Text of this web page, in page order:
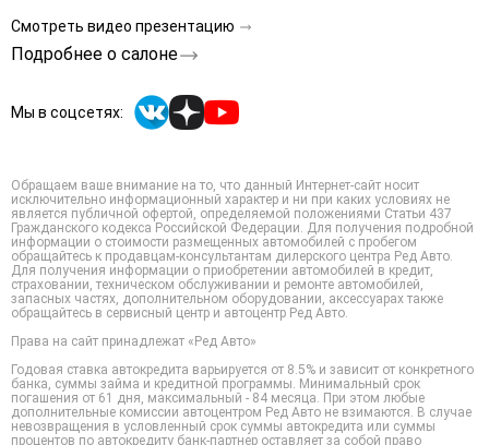
Смотреть видео презентацию
Подробнее о салоне
Мы в соцсетях:
Обращаем ваше внимание на то, что данный Интернет-сайт носит
исключительно информационный характер и ни при каких условиях не
является публичной офертой, определяемой положениями Статьи 437
Гражданского кодекса Российской Федерации. Для получения подробной
информации о стоимости размещенных автомобилей с пробегом
обращайтесь к продавцам-консультантам дилерского центра Ред Авто.
Для получения информации о приобретении автомобилей в кредит,
страховании, техническом обслуживании и ремонте автомобилей,
запасных частях, дополнительном оборудовании, аксессуарах также
обращайтесь в сервисный центр и автоцентр Ред Авто.
Права на сайт принадлежат «Ред Авто»
Годовая ставка автокредита варьируется от 8.5% и зависит от конкретного
банка, суммы займа и кредитной программы. Минимальный срок
погашения от 61 дня, максимальный - 84 месяца. При этом любые
дополнительные комиссии автоцентром Ред Авто не взимаются. В случае
невозвращения в условленный срок суммы автокредита или суммы
процентов по автокредиту банк-партнер оставляет за собой право